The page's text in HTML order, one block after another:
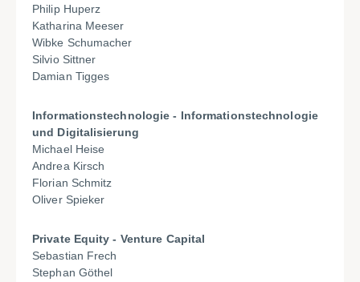
Philip Huperz
Katharina Meeser
Wibke Schumacher
Silvio Sittner
Damian Tigges
Informationstechnologie - Informationstechnologie
und Digitalisierung
Michael Heise
Andrea Kirsch
Florian Schmitz
Oliver Spieker
Private Equity - Venture Capital
Sebastian Frech
Stephan Göthel